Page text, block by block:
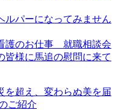
ルパーになってみません
護のお仕事 就職相談会
皆様に馬追の慰問に来て
を超え、変わらぬ美を届
ご紹介